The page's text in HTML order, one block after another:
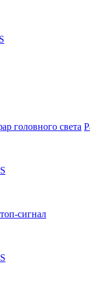
сигнал